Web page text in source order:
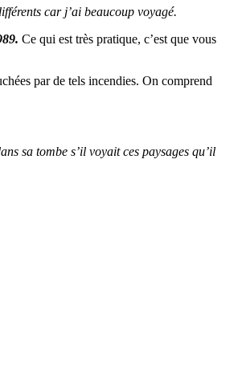
car j’ai beaucoup voyagé.
Ce qui est très pratique, c’est que vous
par de tels incendies. On comprend
sa tombe s’il voyait ces paysages qu’il